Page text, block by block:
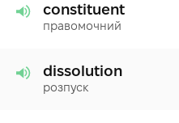
constituent
правомочний
dissolution
розпуск